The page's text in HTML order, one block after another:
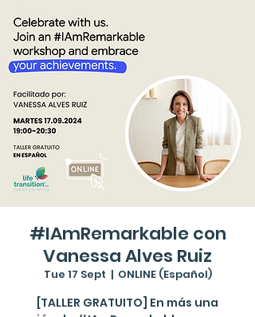
#IAmRemarkable con
Vanessa Alves Ruiz
Tue 17 Sept
  |
ONLINE (Español)
[TALLER GRATUITO] En más una